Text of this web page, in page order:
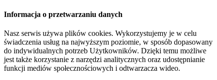
Informacja o przetwarzaniu danych
Nasz serwis używa plików cookies. Wykorzystujemy je w celu
świadczenia usług na najwyższym poziomie, w sposób dopasowany
do indywidualnych potrzeb Użytkowników. Dzięki temu możliwe
jest także korzystanie z narzędzi analitycznych oraz udostępnianie
funkcji mediów społecznościowych i odtwarzacza wideo.